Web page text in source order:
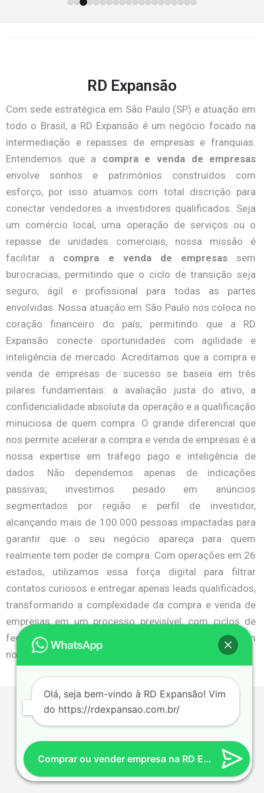
RD Expansão
Com sede estratégica em São Paulo (SP) e atuação em
todo o Brasil, a RD Expansão é um negócio focado na
intermediação e repasses de empresas e franquias.
Entendemos que a compra e venda de empresas
envolve sonhos e patrimônios construídos com
esforço, por isso atuamos com total discrição para
conectar vendedores a investidores qualificados. Seja
um comércio local, uma operação de serviços ou o
repasse de unidades comerciais, nossa missão é
facilitar a compra e venda de empresas sem
burocracias, permitindo que o ciclo de transição seja
seguro, ágil e profissional para todas as partes
envolvidas. Nossa atuação em São Paulo nos coloca no
coração financeiro do país, permitindo que a RD
Expansão conecte oportunidades com agilidade e
inteligência de mercado. Acreditamos que a compra e
venda de empresas de sucesso se baseia em três
pilares fundamentais: a avaliação justa do ativo, a
confidencialidade absoluta da operação e a qualificação
minuciosa de quem compra. O grande diferencial que
nos permite acelerar a compra e venda de empresas é a
nossa expertise em tráfego pago e inteligência de
dados. Não dependemos apenas de indicações
passivas; investimos pesado em anúncios
segmentados por região e perfil de investidor,
alcançando mais de 100.000 pessoas impactadas para
garantir que o seu negócio apareça para quem
realmente tem poder de compra. Com operações em 26
estados, utilizamos essa força digital para filtrar
contatos curiosos e entregar apenas leads qualificados,
transformando a complexidade da compra e venda de
empresas em um processo previsível, com ciclos de
fechamento otimizados e números que comprovam
nossa liderança no setor de expansão.
Olá, seja bem-vindo à RD Expansão! Vim
do https://rdexpansao.com.br/
Comprar ou vender empresa na RD Expansão